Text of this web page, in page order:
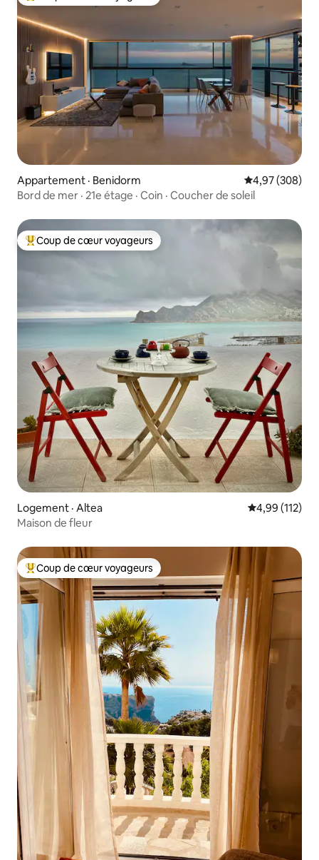
Appartement · Benidorm Note
4,97 (308)
Bord de mer · 21e étage · Coin · Coucher de soleil
Coup de cœur voyageurs parmi les plus aimés
Coup de cœur voyageurs
Logement · Altea Note
4,99 (112)
Maison de fleur
Coup de cœur voyageurs parmi les plus aimés
Coup de cœur voyageurs